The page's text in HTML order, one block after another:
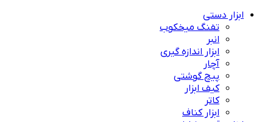
ابزار دستی
تفنگ میخکوب
انبر
ابزار اندازه گیری
آچار
پیچ گوشتی
کیف ابزار
کاتر
ابزار کناف